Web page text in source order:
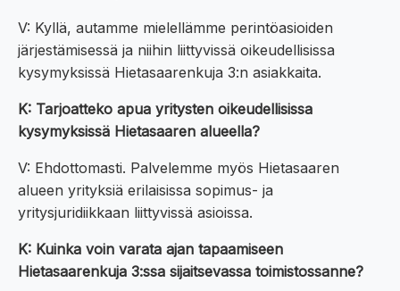
V: Kyllä, autamme mielellämme perintöasioiden
järjestämisessä ja niihin liittyvissä oikeudellisissa
kysymyksissä Hietasaarenkuja 3:n asiakkaita.
K: Tarjoatteko apua yritysten oikeudellisissa
kysymyksissä Hietasaaren alueella?
V: Ehdottomasti. Palvelemme myös Hietasaaren
alueen yrityksiä erilaisissa sopimus- ja
yritysjuridiikkaan liittyvissä asioissa.
K: Kuinka voin varata ajan tapaamiseen
Hietasaarenkuja 3:ssa sijaitsevassa toimistossanne?